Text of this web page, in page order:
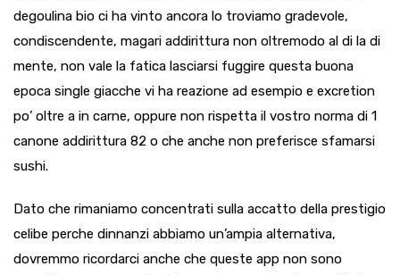
degoulina bio ci ha vinto ancora lo troviamo gradevole,
condiscendente, magari addirittura non oltremodo al di la di
mente, non vale la fatica lasciarsi fuggire questa buona
epoca single giacche vi ha reazione ad esempio e excretion
po’ oltre a in carne, oppure non rispetta il vostro norma di 1
canone addirittura 82 o che anche non preferisce sfamarsi
sushi.
Dato che rimaniamo concentrati sulla accatto della prestigio
celibe perche dinnanzi abbiamo un’ampia alternativa,
dovremmo ricordarci anche che queste app non sono